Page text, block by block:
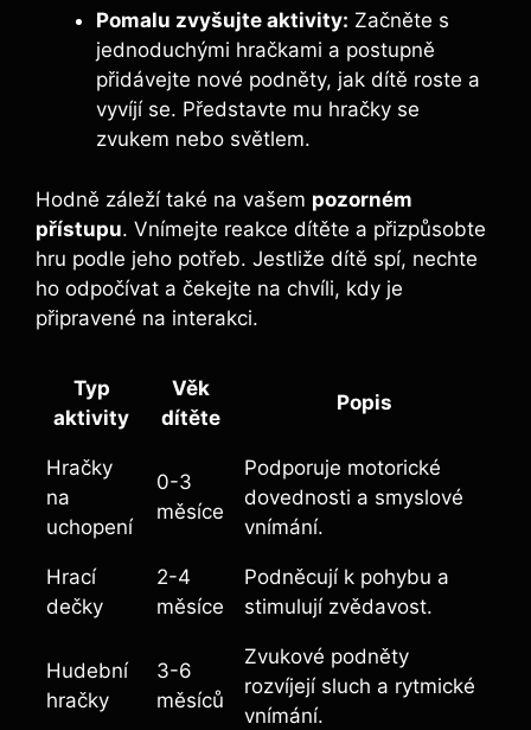
Pomalu zvyšujte aktivity: Začněte s
jednoduchými hračkami a postupně
přidávejte nové podněty, jak dítě roste a
vyvíjí se. Představte mu hračky se
zvukem nebo světlem.
Hodně záleží také na vašem pozorném
přístupu. Vnímejte reakce dítěte a přizpůsobte
hru podle jeho potřeb. Jestliže dítě spí, nechte
ho odpočívat a čekejte na chvíli, kdy je
připravené na interakci.
Typ
aktivity
Věk
dítěte
Popis
Hračky
na
uchopení
0-3
měsíce
Podporuje motorické
dovednosti a smyslové
vnímání.
Hrací
dečky
2-4
měsíce
Podněcují k pohybu a
stimulují zvědavost.
Hudební
hračky
3-6
měsíců
Zvukové podněty
rozvíjejí sluch a rytmické
vnímání.